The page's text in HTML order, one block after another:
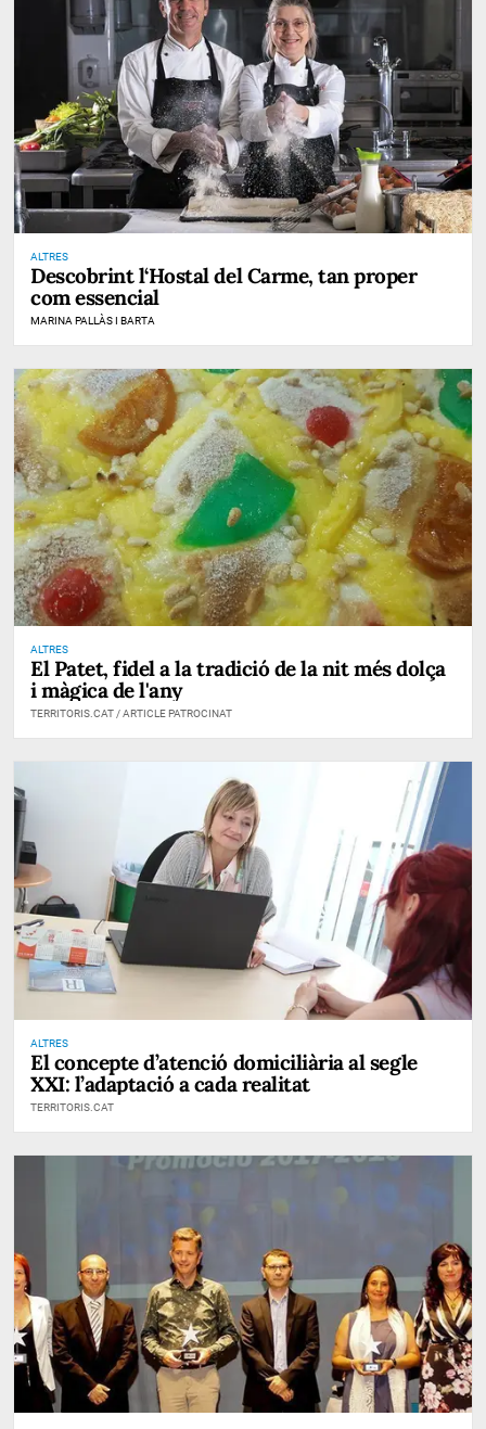
ALTRES
Descobrint l‘Hostal del Carme, tan proper
com essencial
MARINA PALLÀS I BARTA
ALTRES
El Patet, fidel a la tradició de la nit més dolça
i màgica de l'any
TERRITORIS.CAT / ARTICLE PATROCINAT
ALTRES
El concepte d’atenció domiciliària al segle
XXI: l’adaptació a cada realitat
TERRITORIS.CAT